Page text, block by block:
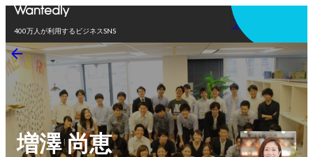
400万人が利用するビジネスSNS
アプリを使う
増澤 尚恵